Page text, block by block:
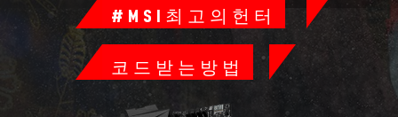
#MSI최고의헌터
코드받는방법